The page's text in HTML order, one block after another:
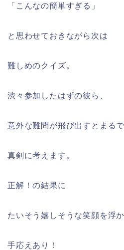
「こんなの簡単すぎる」
と思わせておきながら次は
難しめのクイズ。
渋々参加したはずの彼ら、
意外な難問が飛び出すとまる
真剣に考えます。
正解！の結果に
たいそう嬉しそうな笑顔を浮
手応えあり！